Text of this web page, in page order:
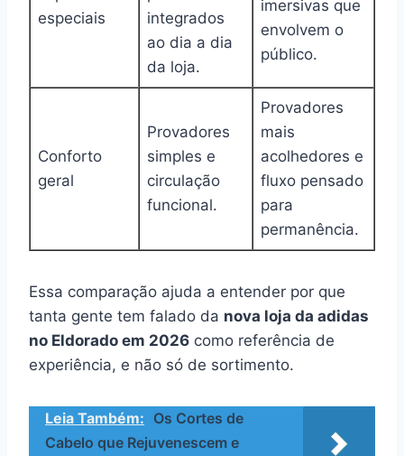
especiais
integrados
ao dia a dia
da loja.
imersivas que
envolvem o
público.
Conforto
geral
Provadores
simples e
circulação
funcional.
Provadores
mais
acolhedores e
fluxo pensado
para
permanência.
Essa comparação ajuda a entender por que
tanta gente tem falado da nova loja da adidas
no Eldorado em 2026 como referência de
experiência, e não só de sortimento.
Leia Também: Os Cortes de
Cabelo que Rejuvenescem e